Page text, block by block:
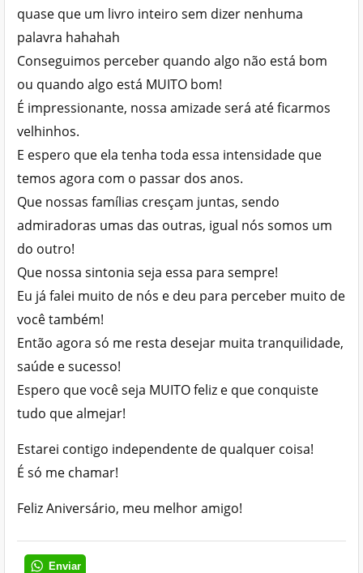
quase que um livro inteiro sem dizer nenhuma
palavra hahahah
Conseguimos perceber quando algo não está bom
ou quando algo está MUITO bom!
É impressionante, nossa amizade será até ficarmos
velhinhos.
E espero que ela tenha toda essa intensidade que
temos agora com o passar dos anos.
Que nossas famílias cresçam juntas, sendo
admiradoras umas das outras, igual nós somos um
do outro!
Que nossa sintonia seja essa para sempre!
Eu já falei muito de nós e deu para perceber muito de
você também!
Então agora só me resta desejar muita tranquilidade,
saúde e sucesso!
Espero que você seja MUITO feliz e que conquiste
tudo que almejar!
Estarei contigo independente de qualquer coisa!
É só me chamar!
Feliz Aniversário, meu melhor amigo!
Enviar